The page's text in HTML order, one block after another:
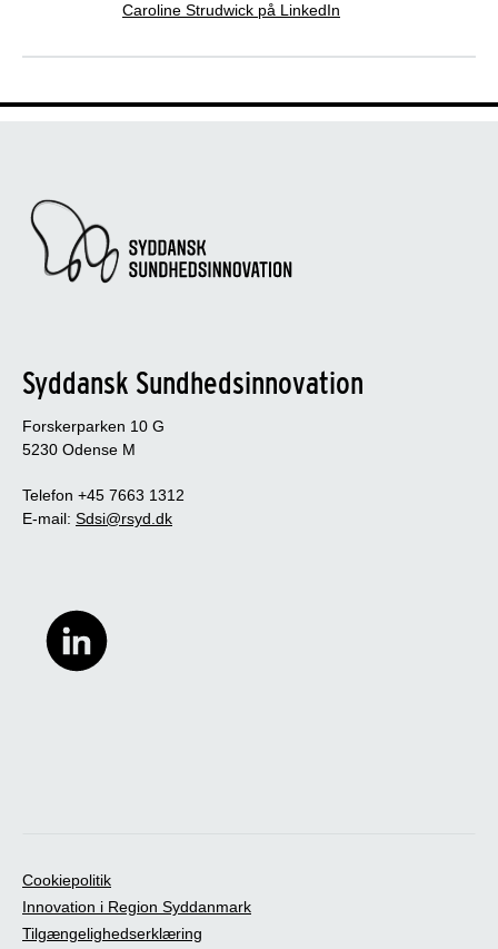
Caroline Strudwick på LinkedIn
Syddansk Sundhedsinnovation
Forskerparken 10 G
5230 Odense M
Telefon +45 7663 1312
E-mail: Sdsi@rsyd.dk
Cookiepolitik
Innovation i Region Syddanmark
Tilgængelighedserklæring